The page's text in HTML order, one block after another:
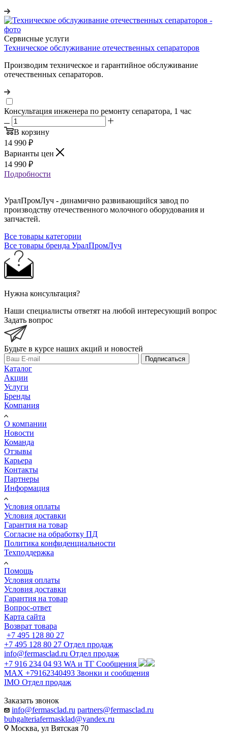
Сервисные услуги
Техническое обслуживание отечественных сепараторов
Производим техническое и гарантийное обслуживание
отечественных сепараторов.
Консультация инженера по ремонту сепаратора, 1 час
В корзину
14 990 ₽
Варианты цен
14 990 ₽
Подробности
УралПромЛуч - динамично развивающийся завод по
производству отечественного молочного оборудования и
запчастей.
Все товары категории
Все товары бренда УралПромЛуч
Нужна консультация?
Наши специалисты ответят на любой интересующий вопрос
Задать вопрос
Будьте в курсе наших акций и новостей
Подписаться
Каталог
Акции
Услуги
Бренды
Компания
О компании
Новости
Команда
Отзывы
Карьера
Контакты
Партнеры
Информация
Условия оплаты
Условия доставки
Гарантия на товар
Согласие на обработку ПД
Политика конфиденциальности
Техподдержка
Помощь
Условия оплаты
Условия доставки
Гарантия на товар
Вопрос-ответ
Карта сайта
Возврат товара
+7 495 128 80 27
+7 495 128 80 27 Отдел продаж
info@fermasclad.ru Отдел продаж
+7 916 234 04 93 WA и ТГ Сообщения
MAX +79162340493 Звонки и сообщения
IMO Отдел продаж
Заказать звонок
info@fermasclad.ru partners@fermasclad.ru
buhgalteriafermasklad@yandex.ru
Москва, ул Вятская 70